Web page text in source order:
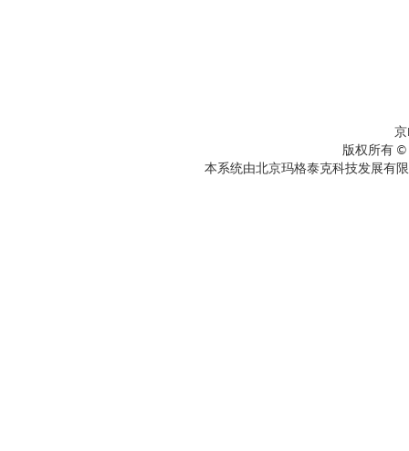
京
版权所有 ©
本系统由北京玛格泰克科技发展有